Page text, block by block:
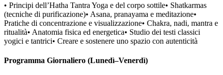
• Principi dell’Hatha Tantra Yoga e del corpo sottile• Shatkarmas
(tecniche di purificazione)• Asana, pranayama e meditazione•
Pratiche di concentrazione e visualizzazione• Chakra, nadi, mantra e
ritualità• Anatomia fisica ed energetica• Studio dei testi classici
yogici e tantrici• Creare e sostenere uno spazio con autenticità
Programma Giornaliero (Lunedì–Venerdì)